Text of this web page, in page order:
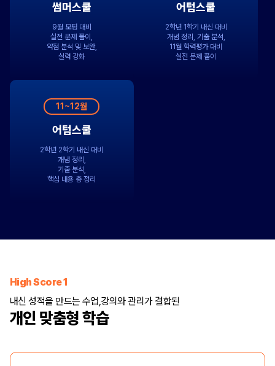
썸머스쿨
9월 모평 대비
실전 문제 풀이,
약점 분석 및 보완,
실력 강화
어텀스쿨
2학년 1학기 내신 대비
개념 정리, 기출 분석,
11월 학력평가 대비
실전 문제 풀이
11~12월
어텀스쿨
2학년 2학기 내신 대비
개념 정리,
기출 분석,
핵심 내용 총 정리
High Score 1
내신 성적을 만드는 수업,강의와 관리가 결합된
개인 맞춤형 학습